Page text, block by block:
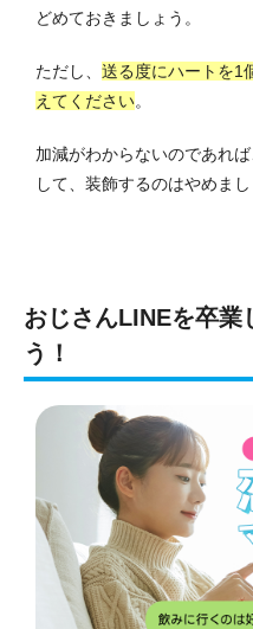
どめておきましょう。
ただし、 送る度にハートを1
えてください。
加減がわからないのであれ
して、装飾するのはやめまし
おじさんLINEを卒業
う！